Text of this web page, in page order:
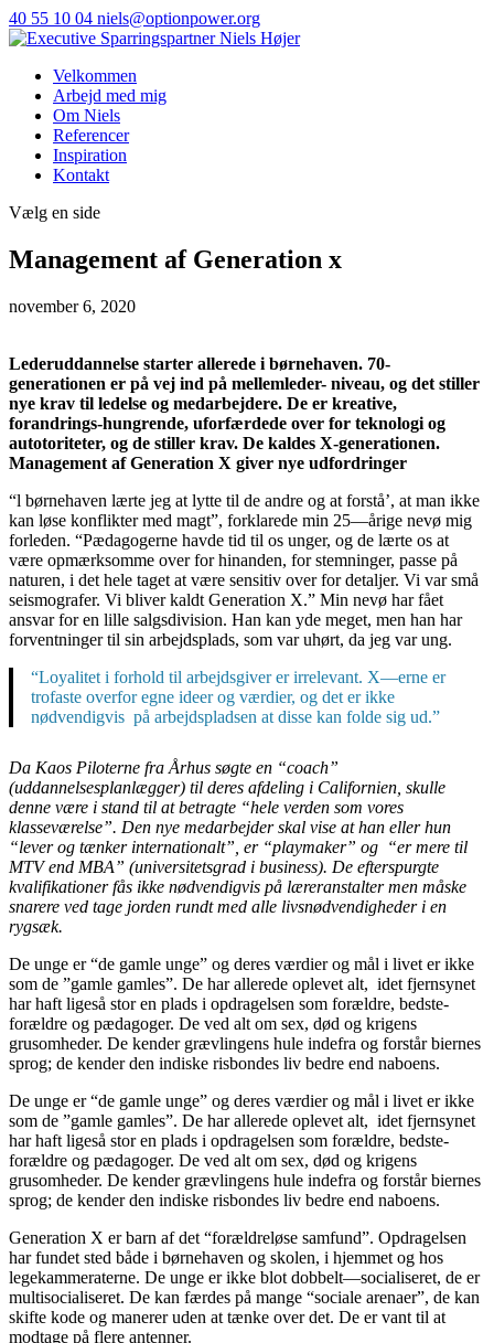
40 55 10 04 niels@optionpower.org
Velkommen
Arbejd med mig
Om Niels
Referencer
Inspiration
Kontakt
Vælg en side
Management af Generation x
november 6, 2020
Lederuddannelse starter allerede i børnehaven. 70-
generationen er på vej ind på mellemleder- niveau, og det stiller
nye krav til ledelse og medarbejdere. De er kreative,
forandrings-hungrende, uforfærdede over for teknologi og
autotoriteter, og de stiller krav. De kaldes X-generationen.
Management af Generation X giver nye udfordringer
“l børnehaven lærte jeg at lytte til de andre og at forstå’, at man ikke
kan løse konflikter med magt”, forklarede min 25—årige nevø mig
forleden. “Pædagogerne havde tid til os unger, og de lærte os at
være opmærksomme over for hinanden, for stemninger, passe på
naturen, i det hele taget at være sensitiv over for detaljer. Vi var små
seismografer. Vi bliver kaldt Generation X.” Min nevø har fået
ansvar for en lille salgsdivision. Han kan yde meget, men han har
forventninger til sin arbejdsplads, som var uhørt, da jeg var ung.
“Loyalitet i forhold til arbejdsgiver er irrelevant. X—erne er
trofaste overfor egne ideer og værdier, og det er ikke
nødvendigvis på arbejdspladsen at disse kan folde sig ud.”
Da Kaos Piloterne fra Århus søgte en “coach”
(uddannelsesplanlægger) til deres afdeling i Californien, skulle
denne være i stand til at betragte “hele verden som vores
klasseværelse”. Den nye medarbejder skal vise at han eller hun
“lever og tænker internationalt”, er “playmaker” og “er mere til
MTV end MBA” (universitetsgrad i business). De efterspurgte
kvalifikationer fås ikke nødvendigvis på læreranstalter men måske
snarere ved tage jorden rundt med alle livsnødvendigheder i en
rygsæk.
De unge er “de gamle unge” og deres værdier og mål i livet er ikke
som de ”gamle gamles”. De har allerede oplevet alt, idet fjernsynet
har haft ligeså stor en plads i opdragelsen som forældre, bedste-
forældre og pædagoger. De ved alt om sex, død og krigens
grusomheder. De kender grævlingens hule indefra og forstår biernes
sprog; de kender den indiske risbondes liv bedre end naboens.
De unge er “de gamle unge” og deres værdier og mål i livet er ikke
som de ”gamle gamles”. De har allerede oplevet alt, idet fjernsynet
har haft ligeså stor en plads i opdragelsen som forældre, bedste-
forældre og pædagoger. De ved alt om sex, død og krigens
grusomheder. De kender grævlingens hule indefra og forstår biernes
sprog; de kender den indiske risbondes liv bedre end naboens.
Generation X er barn af det “forældreløse samfund”. Opdragelsen
har fundet sted både i børnehaven og skolen, i hjemmet og hos
legekammeraterne. De unge er ikke blot dobbelt—socialiseret, de er
multisocialiseret. De kan færdes på mange “sociale arenaer”, de kan
skifte kode og manerer uden at tænke over det. De er vant til at
modtage på flere antenner.